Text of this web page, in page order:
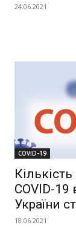
24.06.2021
COVID-19
COVID-
України
18.06.2021